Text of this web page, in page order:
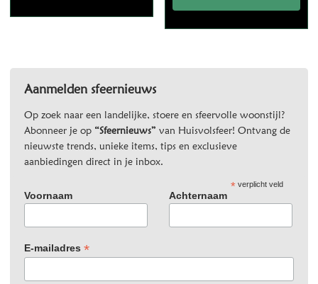
Aanmelden sfeernieuws
Op zoek naar een landelijke, stoere en sfeervolle woonstijl?
Abonneer je op “Sfeernieuws” van Huisvolsfeer! Ontvang de
nieuwste trends, unieke items, tips en exclusieve
aanbiedingen direct in je inbox.
*verplicht veld
Voornaam Achternaam
E-mailadres *